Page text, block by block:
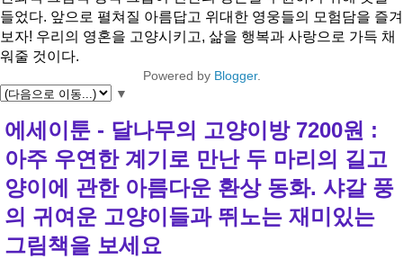
들었다. 앞으로 펼쳐질 아름답고 위대한 영웅들의 모험담을 즐겨
보자! 우리의 영혼을 고양시키고, 삶을 행복과 사랑으로 가득 채
워줄 것이다.
Powered by Blogger.
▼
에세이툰 - 달나무의 고양이방 7200원 :
아주 우연한 계기로 만난 두 마리의 길고
양이에 관한 아름다운 환상 동화. 샤갈 풍
의 귀여운 고양이들과 뛰노는 재미있는
그림책을 보세요